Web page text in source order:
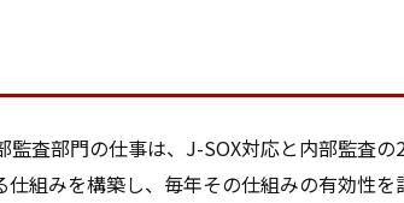
監査部門の仕事は、J-SOX対応と内部監査
仕組みを構築し、毎年その仕組みの有効性